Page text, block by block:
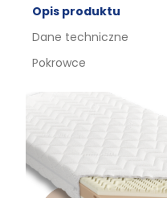
Opis produktu
Dane techniczne
Pokrowce